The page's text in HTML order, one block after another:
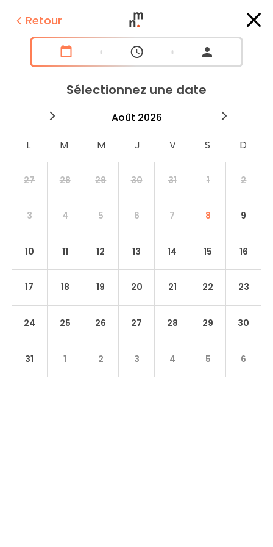
Retour
Sélectionnez une date
août 2026
27 28 29 30 31 1 2
3 4 5 6 7 8 9
10 11 12 13 14 15 16
17 18 19 20 21 22 23
24 25 26 27 28 29 30
31 1 2 3 4 5 6